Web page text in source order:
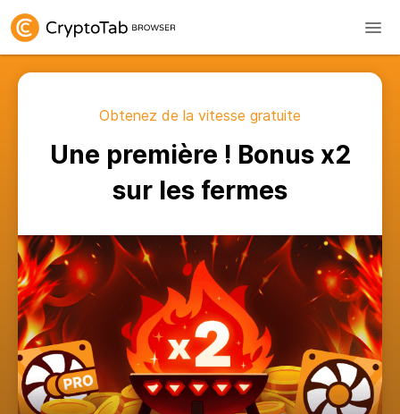
Obtenez de la vitesse gratuite
Une première ! Bonus x2
sur les fermes